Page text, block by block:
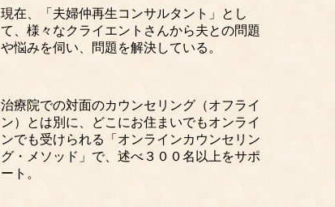
現在、「夫婦仲再生コンサルタント」とし
て、様々なクライエントさんから夫との問題
や悩みを伺い、問題を解決している。
治療院での対面のカウンセリング（オフライ
ン）とは別に、どこにお住まいでもオンライ
ンでも受けられる「オンラインカウンセリン
グ・メソッド」で、述べ３００名以上をサポ
ート。